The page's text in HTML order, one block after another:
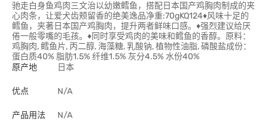
驰走白身鱼鸡肉三文治以幼嫩鳕鱼，搭配日本国产鸡胸肉制成的夹
心肉条，让爱犬齿颊留香的绝美逸品净重:70gKQ124♦风味十足的
鳕鱼，夹著日本国产鸡胸肉，提升两者鲜味口感。♦强烈建议给厌
倦一般零嘴的毛孩。♦同时享受鸡肉的美味和鳕鱼的香醇。原料：
鸡胸肉, 鳕鱼片, 丙二醇, 海藻糖, 乳酸钠, 植物性油脂, 磷酸盐成份：
蛋白质40% 脂肪1.5% 纤维1.5% 灰分4.5% 水份40%
原产地
日本
优点 N/A
产品用法 N/A